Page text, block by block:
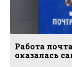
Работа
оказалась